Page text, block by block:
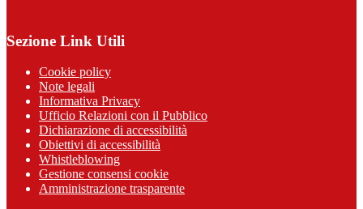
Sezione Link Utili
Cookie policy
Note legali
Informativa Privacy
Ufficio Relazioni con il Pubblico
Dichiarazione di accessibilità
Obiettivi di accessibilità
Whistleblowing
Gestione consensi cookie
Amministrazione trasparente